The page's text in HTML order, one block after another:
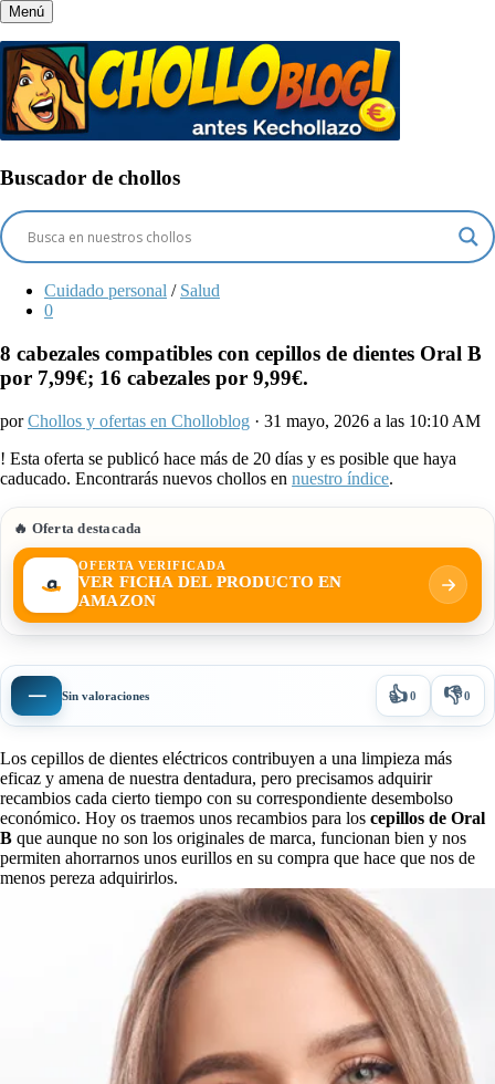
Menú
Buscador de chollos
Cuidado personal / Salud
0
8 cabezales compatibles con cepillos de dientes Oral B
por 7,99€; 16 cabezales por 9,99€.
porChollos y ofertas en Cholloblog · 31 mayo, 2026 a las 10:10 AM
! Esta oferta se publicó hace más de 20 días y es posible que haya
caducado. Encontrarás nuevos chollos en nuestro índice.
🔥 Oferta destacada
OFERTA VERIFICADA
VER FICHA DEL PRODUCTO EN
AMAZON
— Sin valoraciones 👍0 👎0
Los cepillos de dientes eléctricos contribuyen a una limpieza más
eficaz y amena de nuestra dentadura, pero precisamos adquirir
recambios cada cierto tiempo con su correspondiente desembolso
económico. Hoy os traemos unos recambios para los cepillos de Oral
B que aunque no son los originales de marca, funcionan bien y nos
permiten ahorrarnos unos eurillos en su compra que hace que nos de
menos pereza adquirirlos.